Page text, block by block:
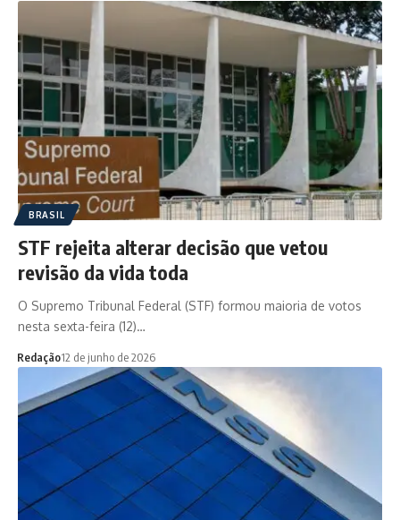
BRASIL
STF rejeita alterar decisão que vetou
revisão da vida toda
O Supremo Tribunal Federal (STF) formou maioria de votos
nesta sexta-feira (12)…
Redação12 de junho de 2026